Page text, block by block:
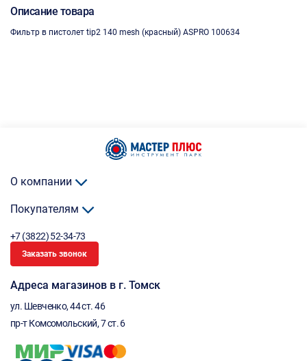
Описание товара
Фильтр в пистолет tip2 140 mesh (красный) ASPRO 100634
О компании
Покупателям
+7 (3822) 52-34-73
Заказать звонок
Адреса магазинов в г. Томск
ул. Шевченко, 44 ст. 46
пр-т Комсомольский, 7 ст. 6